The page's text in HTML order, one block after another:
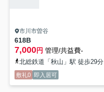
市川市曽谷
618B
7,000円 管理/共益費-
北総鉄道「秋山」駅 徒歩29分
敷礼0 即入居可